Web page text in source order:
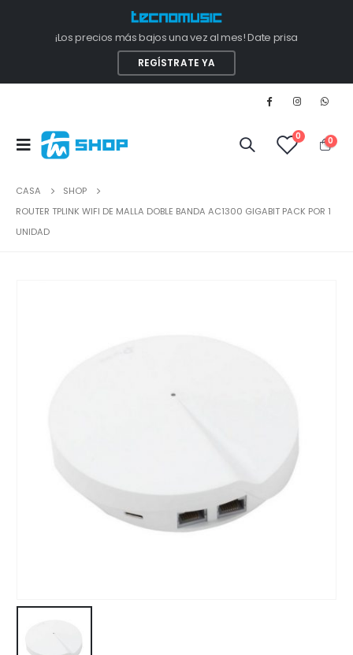
¡Los precios más bajos una vez al mes! Date prisa
REGÍSTRATE YA
0 0
CASA
SHOP
ROUTER TPLINK WIFI DE MALLA DOBLE BANDA AC1300 GIGABIT PACK POR 1
UNIDAD